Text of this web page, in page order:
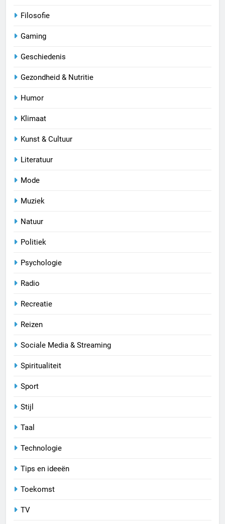
Filosofie
Gaming
Geschiedenis
Gezondheid & Nutritie
Humor
Klimaat
Kunst & Cultuur
Literatuur
Mode
Muziek
Natuur
Politiek
Psychologie
Radio
Recreatie
Reizen
Sociale Media & Streaming
Spiritualiteit
Sport
Stijl
Taal
Technologie
Tips en ideeën
Toekomst
TV